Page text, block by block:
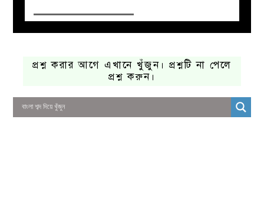
প্রশ্ন করার আগে এখানে খুঁজুন। প্রশ্নটি না পেলে
প্রশ্ন করুন।